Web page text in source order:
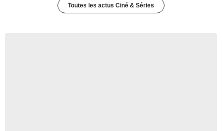
Toutes les actus Ciné & Séries